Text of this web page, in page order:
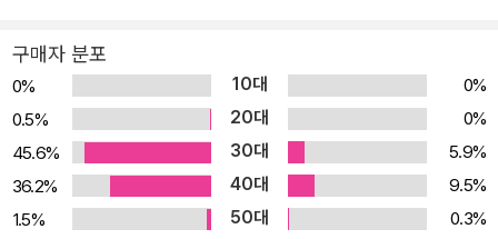
가 돋보인다.<엠마의 비밀 일기>에서는 엠마가 자신의 일상을 일기
장에 남기고 기억해 가는 과정을 통해 하루하루의 소중함을 알게 되
는 모습을,<엠마가 학교에 갔어요!>에서는 새로운 환경을 두려워하
는 엠마가 학교생활에 적응해 가는 과정을 그리고 있다. 또한<엠마의
아주 특별한 저녁>에서는 엠마와 단짝 친구 앙토냉이 특별한 저녁을
함께 보내며 우정을 키워 나가는 모습을,<엠마는 할머니가 좋아요!>
에서는 엠마가 두 할머니를 통해 사랑은 겨루기나 경쟁을 하는 게 아
구매자 분포
0% 10대
0%
0.5%
20대
0%
45.6%
30대
5.9%
36.2%
40대
9.5%
1.5%
50대
0.3%